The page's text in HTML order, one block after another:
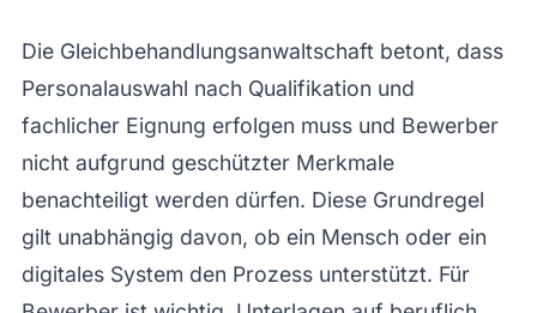
Die Gleichbehandlungsanwaltschaft betont, dass
Personalauswahl nach Qualifikation und
fachlicher Eignung erfolgen muss und Bewerber
nicht aufgrund geschützter Merkmale
benachteiligt werden dürfen. Diese Grundregel
gilt unabhängig davon, ob ein Mensch oder ein
digitales System den Prozess unterstützt. Für